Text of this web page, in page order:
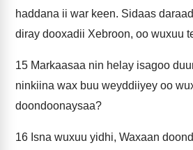
haddana ii war keen. Sidaas
diray dooxadii Xebroon, oo wuxuu
15 Markaasaa nin helay isagoo
ninkiina wax buu weyddiiyey oo
doondoonaysaa?
16 Isna wuxuu yidhi, Waxaan